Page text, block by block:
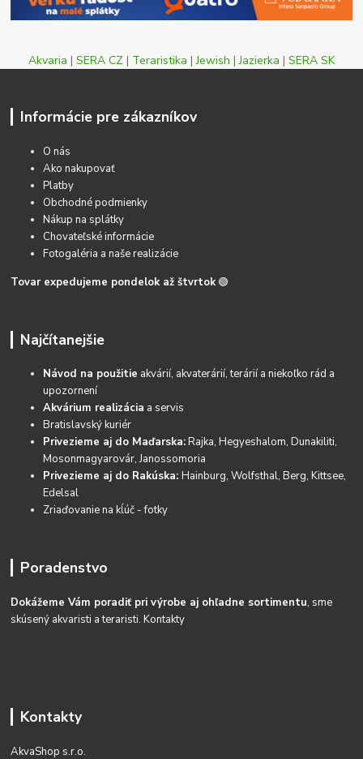
Akvaria | SERA CZ | Teraristika |Jewish |Jazierka | SERA SK
Informácie pre zákazníkov
O nás
Ako nakupovať
Platby
Obchodné podmienky
Nákup na splátky
Chovateľské informácie
Fotogaléria a naše realizácie
Tovar expedujeme pondelok až štvrtok 🟢
Najčítanejšie
Návod na použitie akvárií, akvaterárií, terárií a niekoľko rád a
upozornení
Akvárium realizácia a servis
Bratislavský kuriér
Privezieme aj do Maďarska:Rajka, Hegyeshalom, Dunakiliti,
Mosonmagyarovár, Janossomoria
Privezieme aj do Rakúska:Hainburg, Wolfsthal, Berg, Kittsee,
Edelsal
Zriaďovanie na kĺúč - fotky
Poradenstvo
Dokážeme Vám poradiť pri výrobe aj ohľadne sortimentu, sme
skúsený akvaristi a teraristi.Kontakty
Kontakty
AkvaShop s.r.o.